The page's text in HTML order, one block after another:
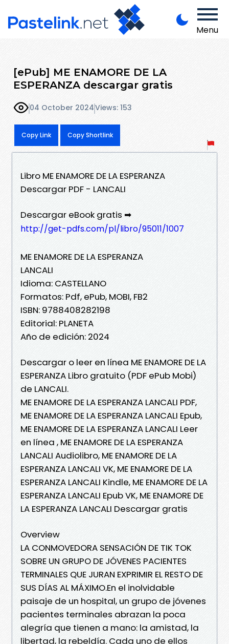
Menu
[ePub] ME ENAMORE DE LA
ESPERANZA descargar gratis
04 October 2024Views: 153
Copy Link Copy Shortlink
Libro ME ENAMORE DE LA ESPERANZA
Descargar PDF - LANCALI
Descargar eBook gratis ➡
http://get-pdfs.com/pl/libro/95011/1007
ME ENAMORE DE LA ESPERANZA
LANCALI
Idioma: CASTELLANO
Formatos: Pdf, ePub, MOBI, FB2
ISBN: 9788408282198
Editorial: PLANETA
Año de edición: 2024
Descargar o leer en línea ME ENAMORE DE LA
ESPERANZA Libro gratuito (PDF ePub Mobi)
de LANCALI.
ME ENAMORE DE LA ESPERANZA LANCALI PDF,
ME ENAMORE DE LA ESPERANZA LANCALI Epub,
ME ENAMORE DE LA ESPERANZA LANCALI Leer
en línea , ME ENAMORE DE LA ESPERANZA
LANCALI Audiolibro, ME ENAMORE DE LA
ESPERANZA LANCALI VK, ME ENAMORE DE LA
ESPERANZA LANCALI Kindle, ME ENAMORE DE LA
ESPERANZA LANCALI Epub VK, ME ENAMORE DE
LA ESPERANZA LANCALI Descargar gratis
Overview
LA CONMOVEDORA SENSACIÓN DE TIK TOK
SOBRE UN GRUPO DE JÓVENES PACIENTES
TERMINALES QUE JURAN EXPRIMIR EL RESTO DE
SUS DÍAS AL MÁXIMO.En el inolvidable
paisaje de un hospital, un grupo de jóvenes
pacientes terminales abrazan la poca
alegría que tienen a mano: la amistad, la
libertad, la rebeldía. Cada uno de ellos